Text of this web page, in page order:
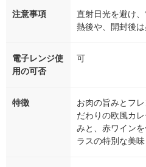
注意事項
直射日光を避け
熱後や、開封後は
電子レンジ使
用の可否
可
特徴
お肉の旨みとフ
だわりの欧風カ
みと、赤ワイン
ラスの特別な美